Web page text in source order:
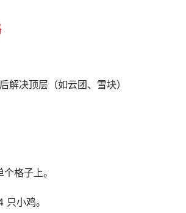
决顶层（如云团、雪块）
格子上。
小鸡。